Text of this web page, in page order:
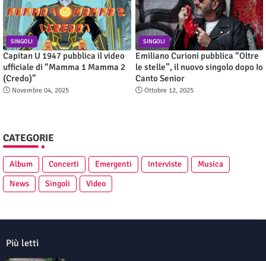
SINGOLI
Capitan U 1947 pubblica il video
ufficiale di “Mamma 1 Mamma 2
(Credo)”
Novembre 04, 2025
SINGOLI
Emiliano Curioni pubblica “Oltre
le stelle”, il nuovo singolo dopo Io
Canto Senior
Ottobre 12, 2025
CATEGORIE
Album Concerti Emergenti Interviste
Musica
News
Singoli Video
Più letti